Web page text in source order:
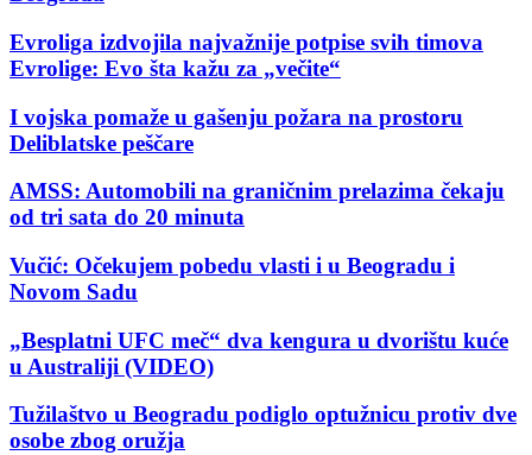
Evroliga izdvojila najvažnije potpise svih timova
Evrolige: Evo šta kažu za „večite“
I vojska pomaže u gašenju požara na prostoru
Deliblatske peščare
AMSS: Automobili na graničnim prelazima čekaju
od tri sata do 20 minuta
Vučić: Očekujem pobedu vlasti i u Beogradu i
Novom Sadu
„Besplatni UFC meč“ dva kengura u dvorištu kuće
u Australiji (VIDEO)
Tužilaštvo u Beogradu podiglo optužnicu protiv dve
osobe zbog oružja